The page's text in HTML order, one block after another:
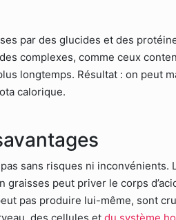
par des glucides et des
complexes, comme ceux
longtemps. Résultat : on peut
calorique.
sans risques ni inconvénients.
graisses peut priver le corps
pas produire lui-même, sont